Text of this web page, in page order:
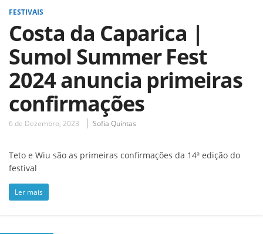
FESTIVAIS
Costa da Caparica |
Sumol Summer Fest
2024 anuncia primeiras
confirmações
6 de Dezembro, 2023 Sofia Quintas
Teto e Wiu são as primeiras confirmações da 14ª edição do
festival
Ler mais